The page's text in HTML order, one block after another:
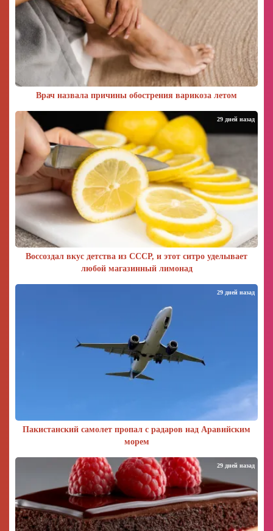
Врач назвала причины обострения варикоза летом
Воссоздал вкус детства из СССР, и этот ситро уделывает
любой магазинный лимонад
29 дней назад
Пакистанский самолет пропал с радаров над Аравийским
морем
29 дней назад
29 дней назад